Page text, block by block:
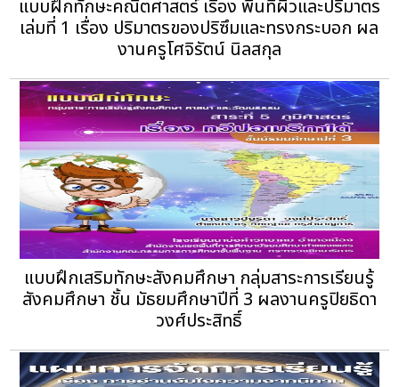
แบบฝึกทักษะคณิตศาสตร์ เรื่อง พื้นที่ผิวและปริมาตร
เล่มที่ 1 เรื่อง ปริมาตรของปริซึมและทรงกระบอก ผล
งานครูโศจิรัตน์ นิลสกุล
แบบฝึกเสริมทักษะสังคมศึกษา กลุ่มสาระการเรียนรู้
สังคมศึกษา ชั้น มัธยมศึกษาปีที่ 3 ผลงานครูปิยธิดา
วงศ์ประสิทธิ์